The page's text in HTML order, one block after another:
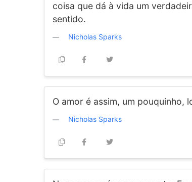
coisa que dá à vida um
sentido.
Nicholas Sparks
O amor é assim, um pouquinho,
Nicholas Sparks